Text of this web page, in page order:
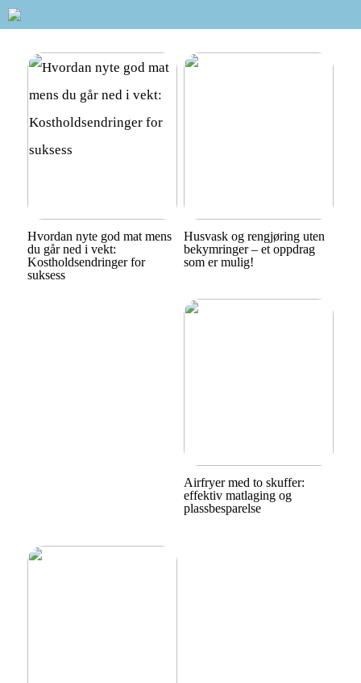
Hvordan nyte god mat mens
du går ned i vekt:
Kostholdsendringer for
suksess
Husvask og rengjøring uten
bekymringer – et oppdrag
som er mulig!
Airfryer med to skuffer:
effektiv matlaging og
plassbesparelse